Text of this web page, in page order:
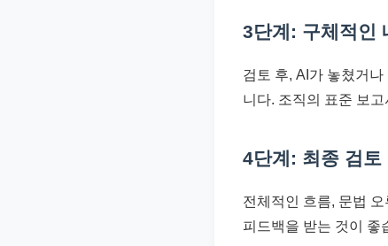
3단계: 구체적인
검토 후, AI가 놓쳤거
니다. 조직의 표준 보
4단계: 최종 검토
전체적인 흐름, 문법
피드백을 받는 것이 좋